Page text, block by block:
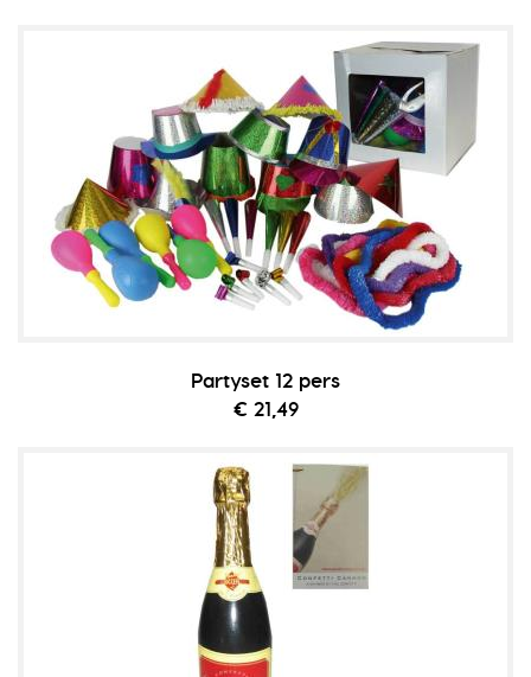
Partyset 12 pers
€ 21,49